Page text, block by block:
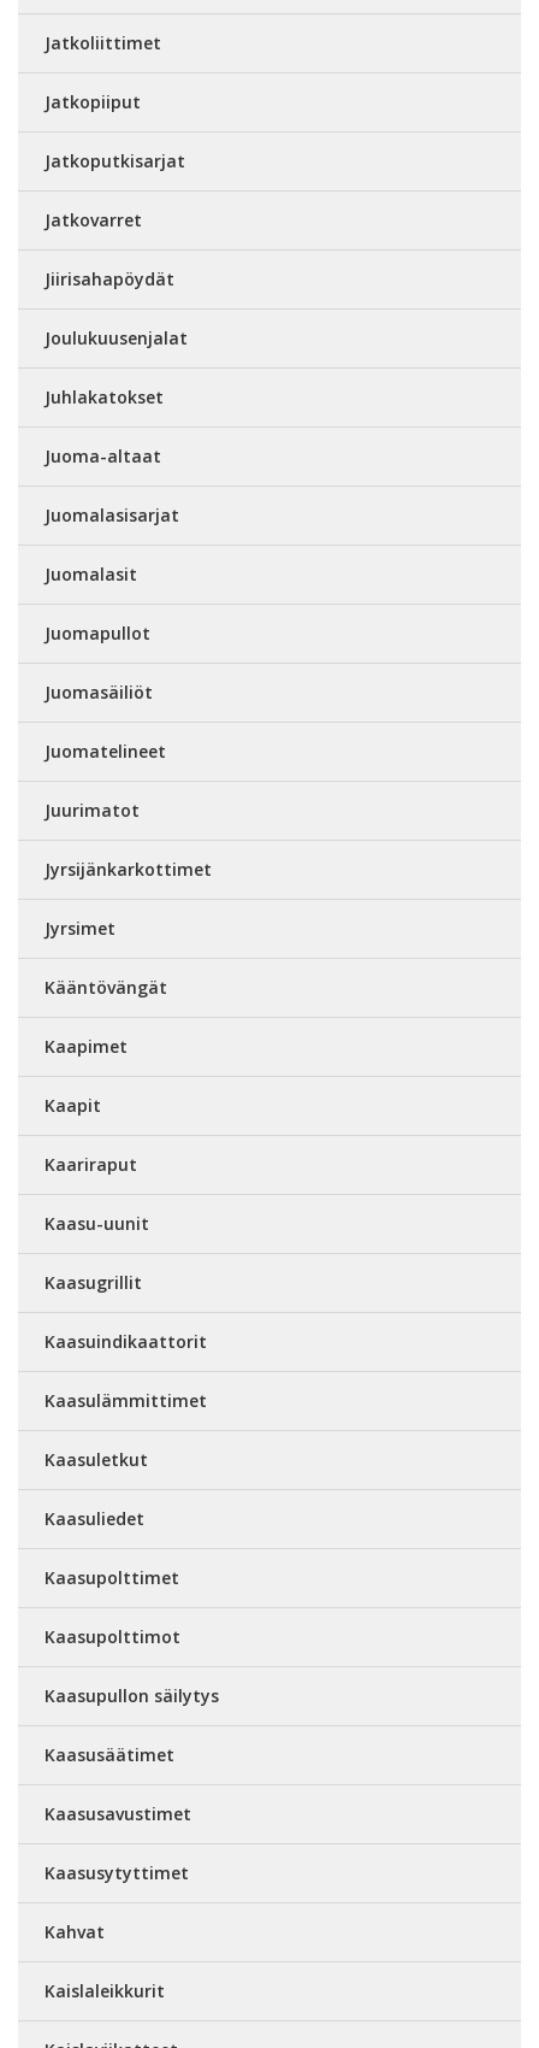
Jatkoliittimet
Jatkopiiput
Jatkoputkisarjat
Jatkovarret
Jiirisahapöydät
Joulukuusenjalat
Juhlakatokset
Juoma-altaat
Juomalasisarjat
Juomalasit
Juomapullot
Juomasäiliöt
Juomatelineet
Juurimatot
Jyrsijänkarkottimet
Jyrsimet
Kääntövängät
Kaapimet
Kaapit
Kaariraput
Kaasu-uunit
Kaasugrillit
Kaasuindikaattorit
Kaasulämmittimet
Kaasuletkut
Kaasuliedet
Kaasupolttimet
Kaasupolttimot
Kaasupullon säilytys
Kaasusäätimet
Kaasusavustimet
Kaasusytyttimet
Kahvat
Kaislaleikkurit